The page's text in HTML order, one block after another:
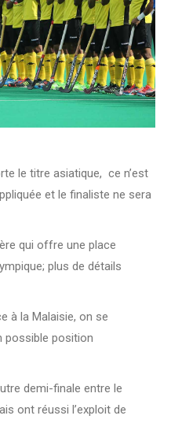
le titre asiatique, ce n’est
et le finaliste ne sera
qui offre une place
plus de détails
à la Malaisie, on se
possible position
demi-finale entre le
ont réussi l’exploit de